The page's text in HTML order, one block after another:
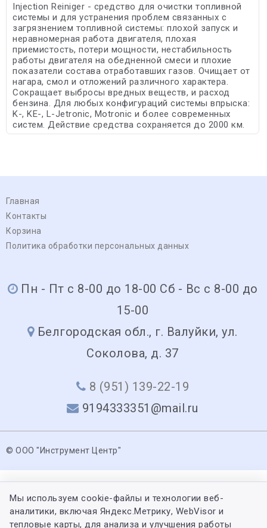
Injection Reiniger - средство для очистки топливной
системы и для устранения проблем связанных с
загрязнением топливной системы: плохой запуск и
неравномерная работа двигателя, плохая
приемистость, потери мощности, нестабильность
работы двигателя на обедненной смеси и плохие
показатели состава отработавших газов. Очищает от
нагара, смол и отложений различного характера.
Сокращает выбросы вредных веществ, и расход
бензина. Для любых конфигураций системы впрыска:
K-, KE-, L-Jetronic, Motronic и более современных
систем. Действие средства сохраняется до 2000 км.
Главная
Контакты
Корзина
Политика обработки персональных данных
Пн - Пт с 8-00 до 18-00 Сб - Вс с 8-00 до
15-00
Белгородская обл., г. Валуйки, ул.
Соколова, д. 37
8 (951) 139-22-19
9194333351@mail.ru
© ООО "Инструмент Центр"
Мы используем cookie-файлы и технологии веб-
аналитики, включая Яндекс.Метрику, WebVisor и
тепловые карты, для анализа и улучшения работы